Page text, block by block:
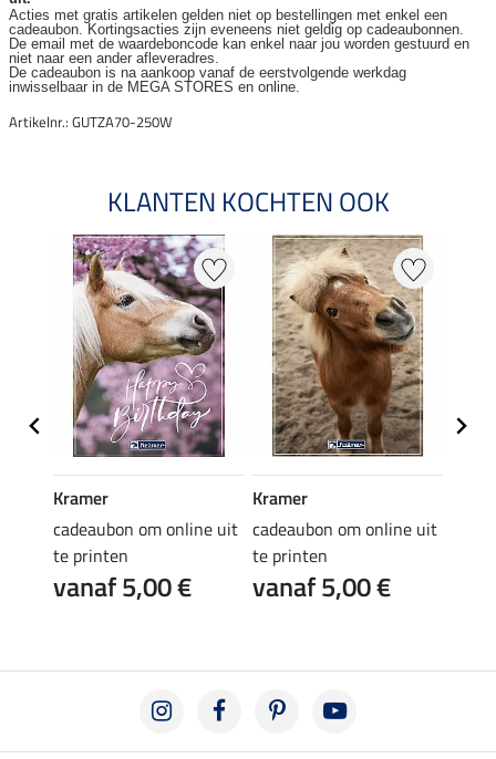
Acties met gratis artikelen gelden niet op bestellingen met enkel een
cadeaubon. Kortingsacties zijn eveneens niet geldig op cadeaubonnen.
De email met de waardeboncode kan enkel naar jou worden gestuurd en
niet naar een ander afleveradres.
De cadeaubon is na aankoop vanaf de eerstvolgende werkdag
inwisselbaar in de MEGA STORES en online.
Artikelnr.: GUTZA70-250W
KLANTEN KOCHTEN OOK
Kramer
cadeaubon om online uit
te printen
vanaf 5,00 €
Kramer
cadeaubon om online uit
te printen
vanaf 5,00 €